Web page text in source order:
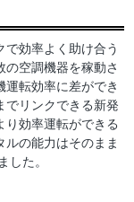
効率よく助け合う
空調機器を稼動さ
転効率に差ができ
でリンクできる新発
り効率運転ができる
ルの能力はそのまま
した。